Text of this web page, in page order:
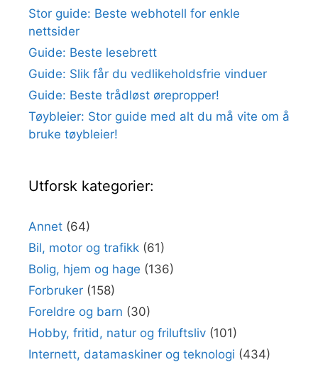
Stor guide: Beste webhotell for enkle
nettsider
Guide: Beste lesebrett
Guide: Slik får du vedlikeholdsfrie vinduer
Guide: Beste trådløst ørepropper!
Tøybleier: Stor guide med alt du må vite om å
bruke tøybleier!
Utforsk kategorier:
Annet (64)
Bil, motor og trafikk (61)
Bolig, hjem og hage (136)
Forbruker (158)
Foreldre og barn (30)
Hobby, fritid, natur og friluftsliv (101)
Internett, datamaskiner og teknologi (434)